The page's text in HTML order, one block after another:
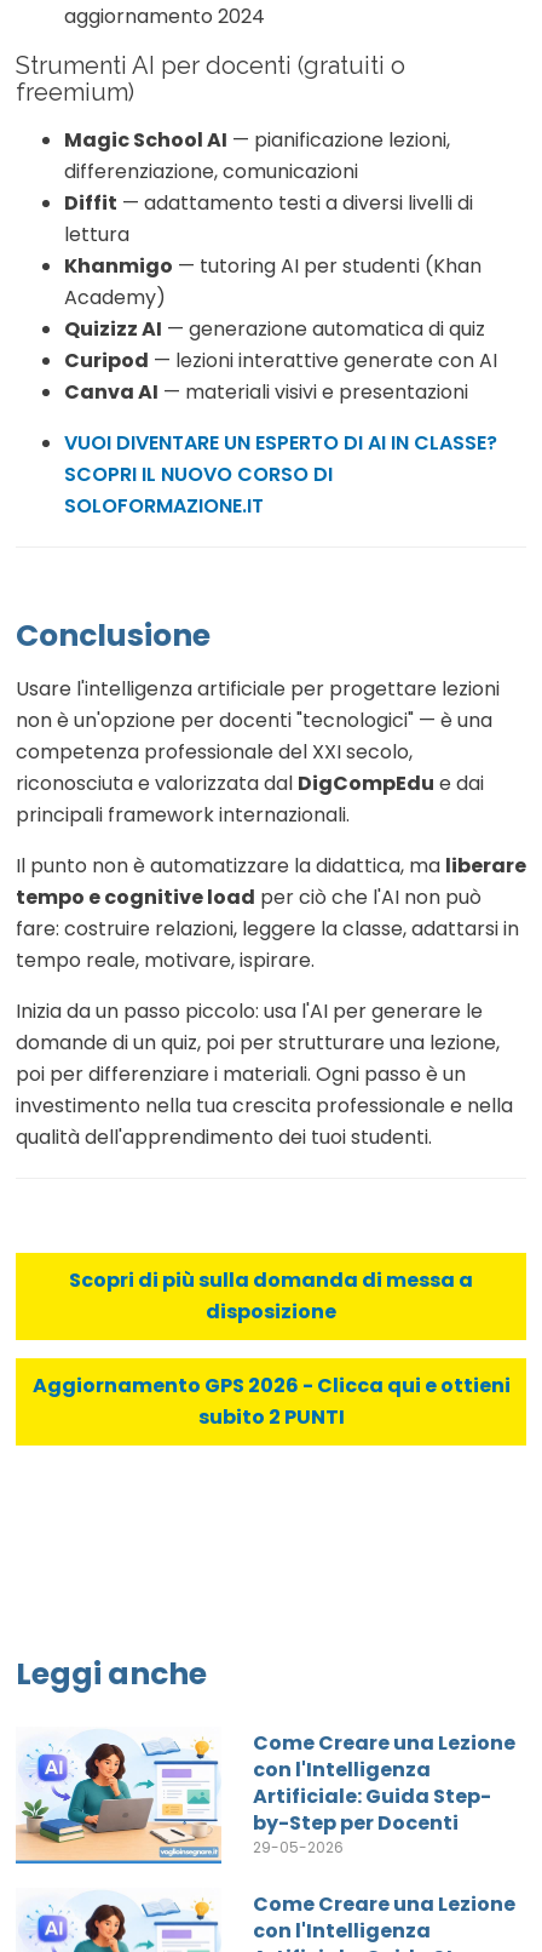
aggiornamento 2024
Strumenti AI per docenti (gratuiti o
freemium)
Magic School AI — pianificazione lezioni,
differenziazione, comunicazioni
Diffit — adattamento testi a diversi livelli di
lettura
Khanmigo — tutoring AI per studenti (Khan
Academy)
Quizizz AI — generazione automatica di quiz
Curipod — lezioni interattive generate con AI
Canva AI — materiali visivi e presentazioni
VUOI DIVENTARE UN ESPERTO DI AI IN CLASSE?
SCOPRI IL NUOVO CORSO DI
SOLOFORMAZIONE.IT
Conclusione
Usare l'intelligenza artificiale per progettare lezioni
non è un'opzione per docenti "tecnologici" — è una
competenza professionale del XXI secolo,
riconosciuta e valorizzata dal DigCompEdu e dai
principali framework internazionali.
Il punto non è automatizzare la didattica, ma liberare
tempo e cognitive load per ciò che l'AI non può
fare: costruire relazioni, leggere la classe, adattarsi in
tempo reale, motivare, ispirare.
Inizia da un passo piccolo: usa l'AI per generare le
domande di un quiz, poi per strutturare una lezione,
poi per differenziare i materiali. Ogni passo è un
investimento nella tua crescita professionale e nella
qualità dell'apprendimento dei tuoi studenti.
Scopri di più sulla domanda di messa a
disposizione
Aggiornamento GPS 2026 - Clicca qui e ottieni
subito 2 PUNTI
Leggi anche
Come Creare una Lezione
con l'Intelligenza
Artificiale: Guida Step-
by-Step per Docenti
29-05-2026
Come Creare una Lezione
con l'Intelligenza